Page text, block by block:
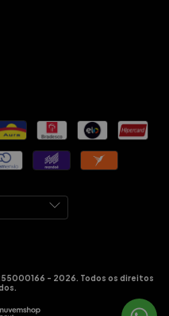
- 2026. Todos os direitos